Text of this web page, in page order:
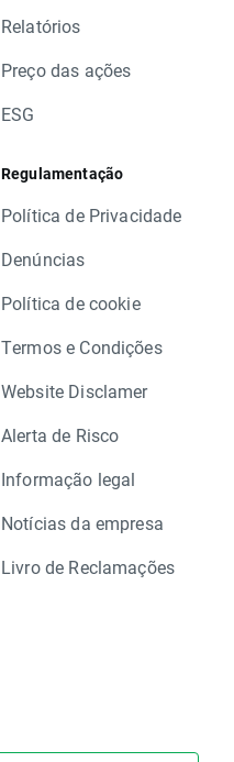
Relatórios
Preço das ações
ESG
Regulamentação
Política de Privacidade
Denúncias
Política de cookie
Termos e Condições
Website Disclamer
Alerta de Risco
Informação legal
Notícias da empresa
Livro de Reclamações